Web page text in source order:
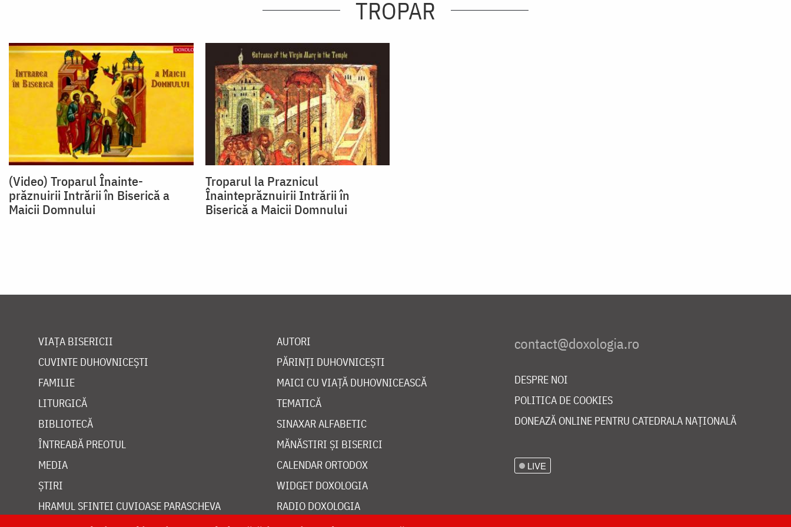
TROPAR
(Video) Troparul Înainte-
prăznuirii Intrării în Biserică a
Maicii Domnului
Troparul la Praznicul
Înainteprăznuirii Intrării în
Biserică a Maicii Domnului
VIAȚA BISERICII
CUVINTE DUHOVNICEȘTI
FAMILIE
LITURGICĂ
BIBLIOTECĂ
ÎNTREABĂ PREOTUL
MEDIA
ȘTIRI
HRAMUL SFINTEI CUVIOASE PARASCHEVA
AUTORI
PĂRINȚI DUHOVNICEȘTI
MAICI CU VIAȚĂ DUHOVNICEASCĂ
TEMATICĂ
SINAXAR ALFABETIC
MĂNĂSTIRI ȘI BISERICI
CALENDAR ORTODOX
WIDGET DOXOLOGIA
RADIO DOXOLOGIA
DESPRE NOI
POLITICA DE COOKIES
DONEAZĂ ONLINE PENTRU CATEDRALA NAȚIONALĂ
LIVE